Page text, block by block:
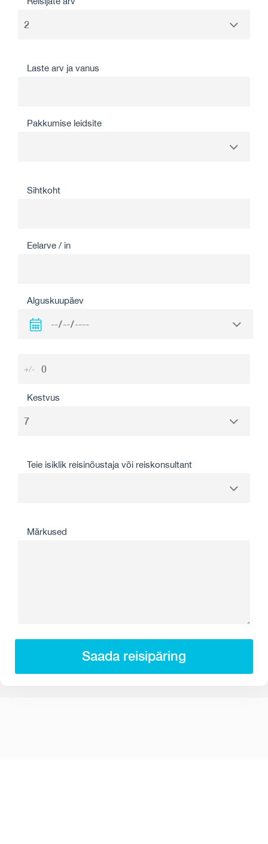
Laste arv ja vanus
Pakkumise leidsite
Sihtkoht
Eelarve / in
Alguskuupäev
+/-
Kestvus
Teie isiklik reisinõustaja või reiskonsultant
Märkused
Saada reisipäring